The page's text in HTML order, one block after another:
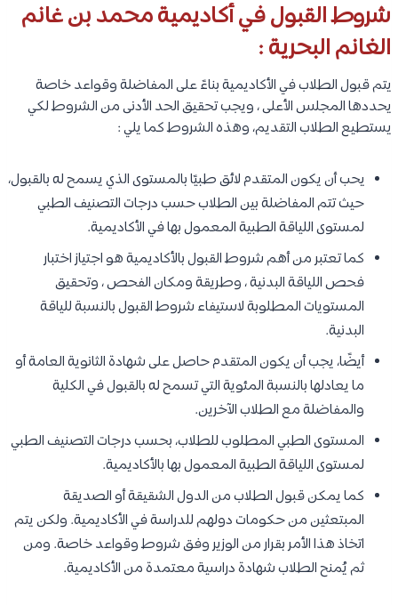
شروط القبول في أكاديمية محمد بن غانم
الغانم البحرية :
يتم قبول الطلاب في الأكاديمية بناءً على المفاضلة وقواعد خاصة
يحددها المجلس الأعلى ، ويجب تحقيق الحد الأدنى من الشروط لكي
يستطيع الطلاب التقديم، وهذه الشروط كما يلي :
يحب أن يكون المتقدم لائق طبيًا بالمستوى الذي يسمح له بالقبول،
حيث تتم المفاضلة بين الطلاب حسب درجات التصنيف الطبي
لمستوى اللياقة الطبية المعمول بها في الأكاديمية.
كما تعتبر من أهم شروط القبول بالأكاديمية هو اجتياز اختبار
فحص اللياقة البدنية ، وطريقة ومكان الفحص ، وتحقيق
المستويات المطلوبة لاستيفاء شروط القبول بالنسبة للياقة
البدنية.
أيضًا، يجب أن يكون المتقدم حاصل على شهادة الثانوية العامة أو
ما يعادلها بالنسبة المئوية التي تسمح له بالقبول في الكلية
والمفاضلة مع الطلاب الآخرين.
المستوى الطبي المطلوب للطلاب، بحسب درجات التصنيف الطبي
لمستوى اللياقة الطبية المعمول بها بالأكاديمية.
كما يمكن قبول الطلاب من الدول الشقيقة أو الصديقة
المبتعثين من حكومات دولهم للدراسة في الأكاديمية. ولكن يتم
اتخاذ هذا الأمر بقرار من الوزير وفق شروط وقواعد خاصة. ومن
ثم يُمنح الطلاب شهادة دراسية معتمدة من الأكاديمية.